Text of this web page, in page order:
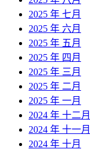
2025 年 七月
2025 年 六月
2025 年 五月
2025 年 四月
2025 年 三月
2025 年 二月
2025 年 一月
2024 年 十二月
2024 年 十一月
2024 年 十月